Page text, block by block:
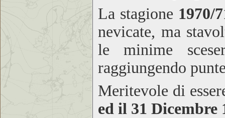
La stagione 1970/
nevicate, ma
le minime
raggiungendo
Meritevole di
ed il 31 Dicembre